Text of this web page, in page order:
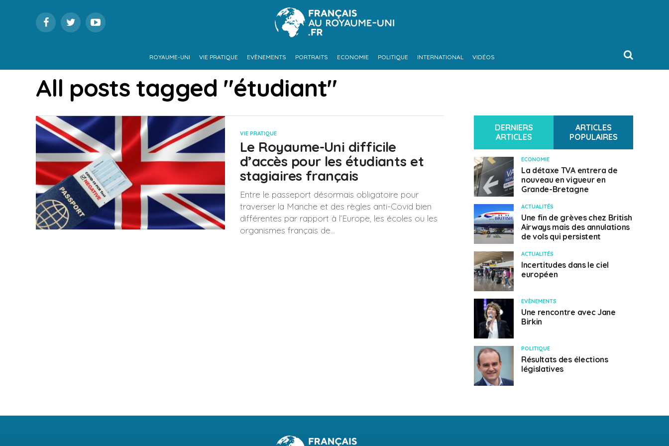
ROYAUME-UNI VIE PRATIQUE EVÈNEMENTS PORTRAITS ECONOMIE POLITIQUE INTERNATIONAL VIDÉOS
All posts tagged "étudiant"
VIE PRATIQUE
Le Royaume-Uni difficile
d’accès pour les étudiants et
stagiaires français
Entre le passeport désormais obligatoire pour
traverser la Manche et des règles anti-Covid bien
différentes par rapport à l’Europe, les écoles ou les
organismes français de...
DERNIERS
ARTICLES
ARTICLES
POPULAIRES
ECONOMIE
La détaxe TVA entrera de
nouveau en vigueur en
Grande-Bretagne
ACTUALITÉS
Une fin de grèves chez British
Airways mais des annulations
de vols qui persistent
ACTUALITÉS
Incertitudes dans le ciel
européen
EVÈNEMENTS
Une rencontre avec Jane
Birkin
POLITIQUE
Résultats des élections
législatives